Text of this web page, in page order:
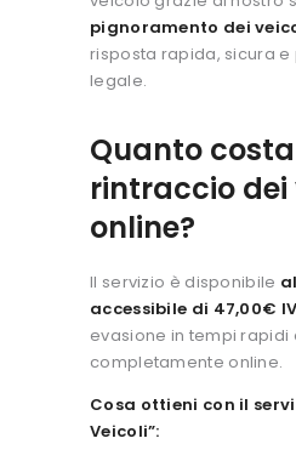
pignoramento dei
risposta rapida, sicura
legale.
Quanto
rintraccio dei
online?
Il servizio è disponibile
accessibile di 47,00€
evasione in tempi rapidi
completamente online.
Cosa ottieni con il
Veicoli”: